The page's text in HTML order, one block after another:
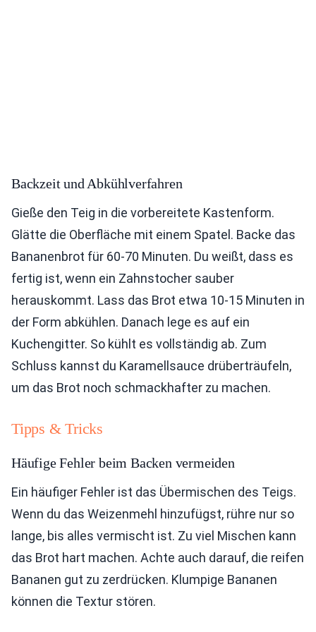
Backzeit und Abkühlverfahren
Gieße den Teig in die vorbereitete Kastenform.
Glätte die Oberfläche mit einem Spatel. Backe das
Bananenbrot für 60-70 Minuten. Du weißt, dass es
fertig ist, wenn ein Zahnstocher sauber
herauskommt. Lass das Brot etwa 10-15 Minuten in
der Form abkühlen. Danach lege es auf ein
Kuchengitter. So kühlt es vollständig ab. Zum
Schluss kannst du Karamellsauce drüberträufeln,
um das Brot noch schmackhafter zu machen.
Tipps & Tricks
Häufige Fehler beim Backen vermeiden
Ein häufiger Fehler ist das Übermischen des Teigs.
Wenn du das Weizenmehl hinzufügst, rühre nur so
lange, bis alles vermischt ist. Zu viel Mischen kann
das Brot hart machen. Achte auch darauf, die reifen
Bananen gut zu zerdrücken. Klumpige Bananen
können die Textur stören.